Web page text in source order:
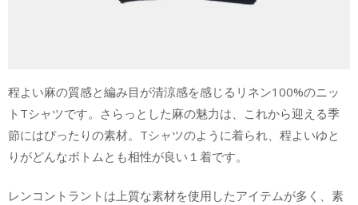
程よい麻の質感と編み目が清涼感を感じるリネン100%のニッ
トTシャツです。さらっとした麻の魅力は、これから迎える季
節にはぴったりの素材。Tシャツのように着られ、程よいゆと
りがどんなボトムとも相性が良い１着です。
レンコントラントは上質な素材を使用したアイテムが多く、素